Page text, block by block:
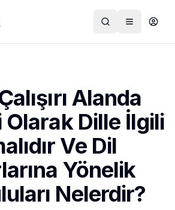
Alanda
Dille İlgili
Ve Dil
Yönelik
Nelerdir?